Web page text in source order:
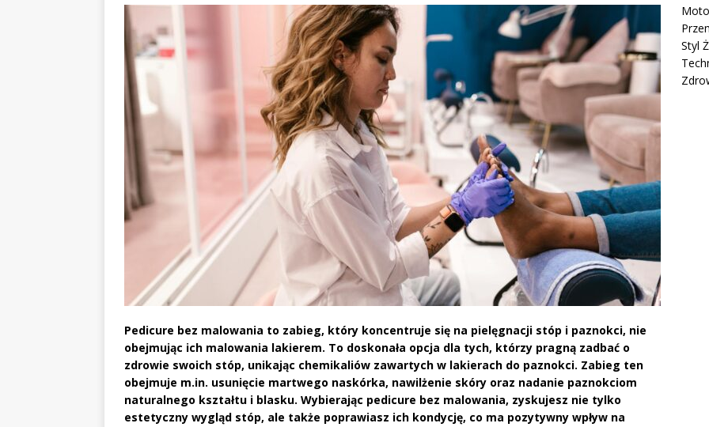
Pedicure bez malowania to zabieg, który koncentruje się na pielęgnacji stóp i paznokci, nie
obejmując ich malowania lakierem. To doskonała opcja dla tych, którzy pragną zadbać o
zdrowie swoich stóp, unikając chemikaliów zawartych w lakierach do paznokci. Zabieg ten
obejmuje m.in. usunięcie martwego naskórka, nawilżenie skóry oraz nadanie paznokciom
naturalnego kształtu i blasku. Wybierając pedicure bez malowania, zyskujesz nie tylko
estetyczny wygląd stóp, ale także poprawiasz ich kondycję, co ma pozytywny wpływ na
Styl